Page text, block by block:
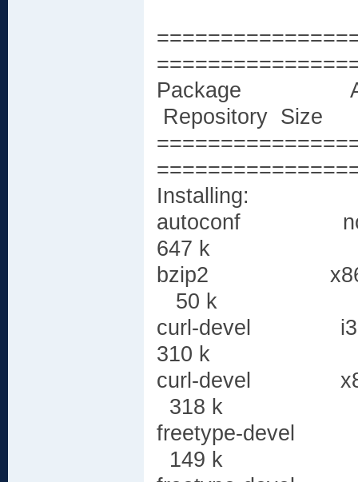
Package
Repository Size
Installing:
autoconf
647 k
bzip2
50 k
curl-devel
310 k
curl-devel
318 k
freetype-devel
149 k